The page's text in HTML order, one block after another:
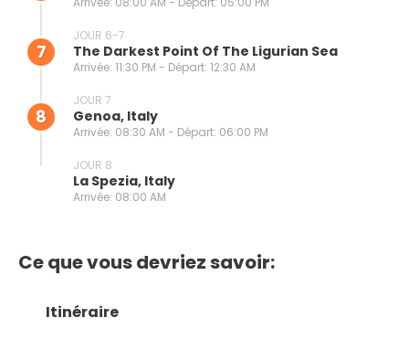
7
JOUR 6-7
The Darkest Point Of The Ligurian Sea
Arrivée: 11:30 PM - Départ: 12:30 AM
8
JOUR 7
Genoa, Italy
Arrivée: 08:30 AM - Départ: 06:00 PM
JOUR 8
La Spezia, Italy
Arrivée: 08:00 AM
Ce que vous devriez savoir:
Itinéraire